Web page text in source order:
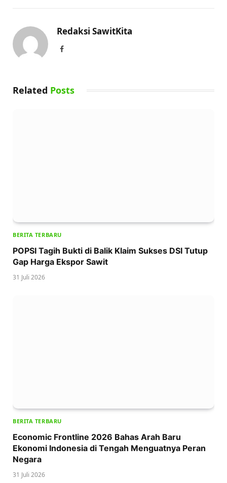
Redaksi SawitKita
Facebook
Related Posts
BERITA TERBARU
POPSI Tagih Bukti di Balik Klaim Sukses DSI Tutup
Gap Harga Ekspor Sawit
31 Juli 2026
BERITA TERBARU
Economic Frontline 2026 Bahas Arah Baru
Ekonomi Indonesia di Tengah Menguatnya Peran
Negara
31 Juli 2026